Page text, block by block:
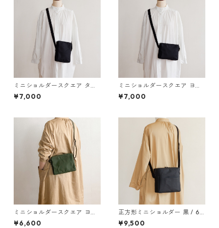
ミニショルダースクエア タテ
黒 / 8号帆布
¥7,000
ミニショルダースクエア ヨコ
黒 / 8号帆布
¥7,000
ミニショルダースクエア ヨコ
オリーブ / 9号帆布
¥6,600
正方形ミニショルダー 黒 / 6
号帆布
¥9,500